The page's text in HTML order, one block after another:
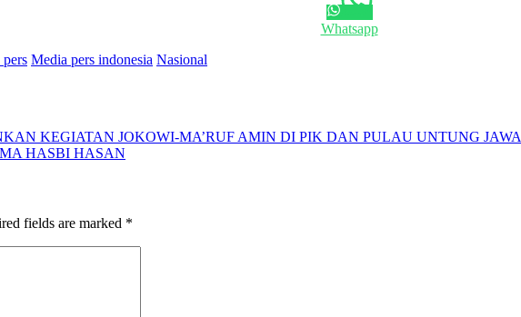
Whatsapp
Media pers indonesia Nasional
KEGIATAN JOKOWI-MA’RUF AMIN DI PIK DAN PULAU UNTUNG JAWA
HASBI HASAN
fields are marked *